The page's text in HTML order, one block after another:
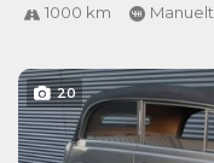
1000 km Manuelt
20